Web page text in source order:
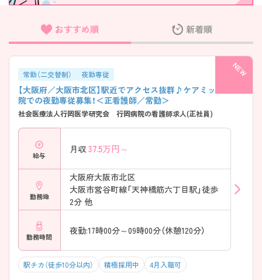
フリーワード検索
おすすめ順 新着順
常勤（二交替制） 夜勤専従
【大阪府／大阪市北区】駅近でアクセス抜群♪ケアミックス病
院での夜勤専従募集！＜正看護師／常勤＞
社会医療法人行岡医学研究会 行岡病院の看護師求人(正社員)
給与
月収 37.5万円～
勤務地
大阪府大阪市北区
大阪市営谷町線「天神橋筋六丁目駅」徒歩
2分 他
勤務時間
夜勤:17時00分～09時00分（休憩120分）
駅チカ（徒歩10分以内） 積極採用中 4月入職可